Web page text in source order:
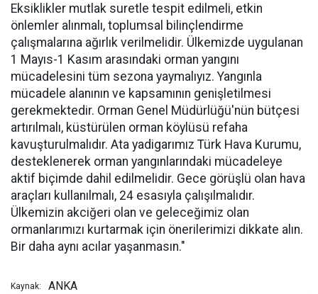
Eksiklikler mutlak suretle tespit edilmeli, etkin
önlemler alınmalı, toplumsal bilinçlendirme
çalışmalarına ağırlık verilmelidir. Ülkemizde uygulanan
1 Mayıs-1 Kasım arasındaki orman yangını
mücadelesini tüm sezona yaymalıyız. Yangınla
mücadele alanının ve kapsamının genişletilmesi
gerekmektedir. Orman Genel Müdürlüğü'nün bütçesi
artırılmalı, küstürülen orman köylüsü refaha
kavuşturulmalıdır. Ata yadigarımız Türk Hava Kurumu,
desteklenerek orman yangınlarındaki mücadeleye
aktif biçimde dahil edilmelidir. Gece görüşlü olan hava
araçları kullanılmalı, 24 esasıyla çalışılmalıdır.
Ülkemizin akciğeri olan ve geleceğimiz olan
ormanlarımızı kurtarmak için önerilerimizi dikkate alın.
Bir daha aynı acılar yaşanmasın."
Kaynak: ANKA